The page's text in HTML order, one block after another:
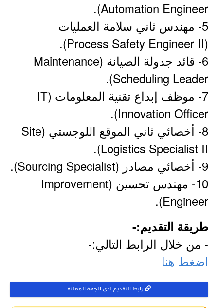
Automation Engineer).
5- مهندس ثاني سلامة العمليات
(Process Safety Engineer II).
6- قائد جدولة الصيانة (Maintenance
Scheduling Leader).
7- موظف إبداع تقنية المعلومات (IT
Innovation Officer).
8- أخصائي ثاني الموقع اللوجستي (Site
Logistics Specialist II).
9- أخصائي مصادر (Sourcing Specialist).
10- مهندس تحسين (Improvement
Engineer).
طريقة التقديم:-
- من خلال الرابط التالي:-
اضغط هنا
رابط التقديم لدى الجهة المعلنة